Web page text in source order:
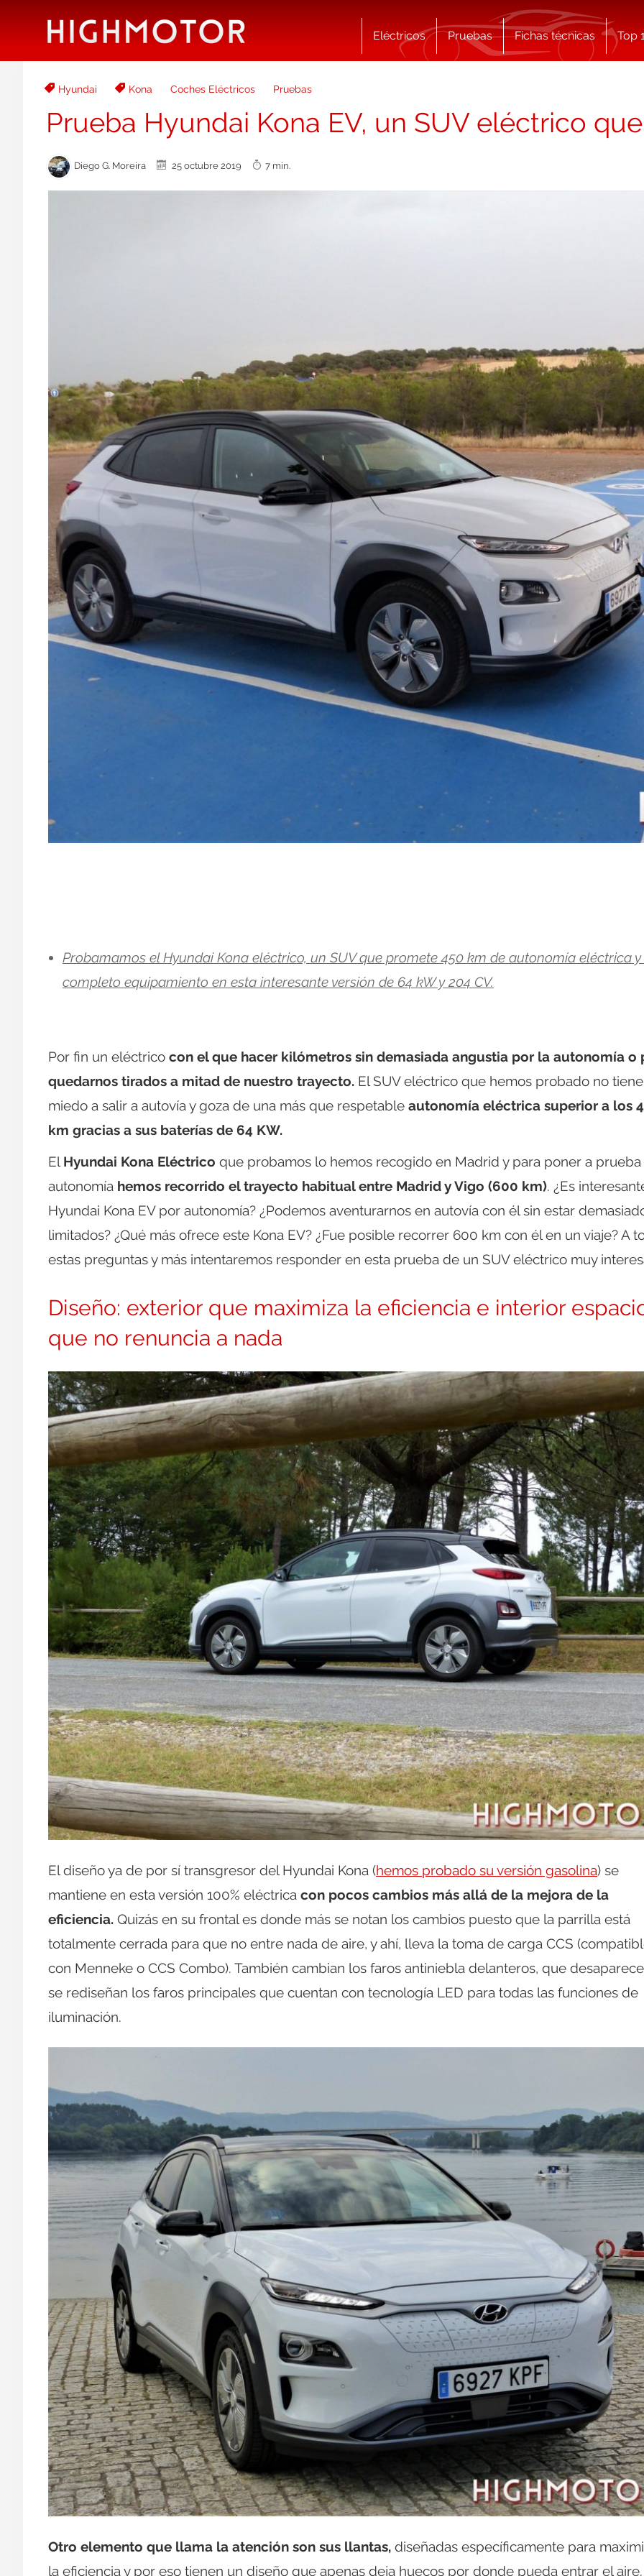
Eléctricos Pruebas Fichas técnicas Top
Hyundai Kona Coches Eléctricos Pruebas
Prueba Hyundai Kona EV, un SUV eléctrico
Diego G. Moreira 25 octubre 2019 7 min.
Probamamos el Hyundai Kona eléctrico, un SUV que promete 450 km de autonomía eléctrica
completo equipamiento en esta interesante versión de 64 kW y 204 CV.
Por fin un eléctrico con el que hacer kilómetros sin demasiada angustia por la autonomía o
quedarnos tirados a mitad de nuestro trayecto. El SUV eléctrico que hemos probado no tiene
miedo a salir a autovía y goza de una más que respetable autonomía eléctrica superior a los
km gracias a sus baterías de 64 KW.
El Hyundai Kona Eléctrico que probamos lo hemos recogido en Madrid y para poner a prueba
autonomía hemos recorrido el trayecto habitual entre Madrid y Vigo (600 km). ¿Es
Hyundai Kona EV por autonomía? ¿Podemos aventurarnos en autovía con él sin estar
limitados? ¿Qué más ofrece este Kona EV? ¿Fue posible recorrer 600 km con él en un viaje? A
estas preguntas y más intentaremos responder en esta prueba de un SUV eléctrico muy
Diseño: exterior que maximiza la eficiencia e interior
que no renuncia a nada
El diseño ya de por sí transgresor del Hyundai Kona (hemos probado su versión gasolina) se
mantiene en esta versión 100% eléctrica con pocos cambios más allá de la mejora de la
eficiencia. Quizás en su frontal es donde más se notan los cambios puesto que la parrilla está
totalmente cerrada para que no entre nada de aire, y ahí, lleva la toma de carga CCS
con Menneke o CCS Combo). También cambian los faros antiniebla delanteros, que
se rediseñan los faros principales que cuentan con tecnología LED para todas las funciones de
iluminación.
Otro elemento que llama la atención son sus llantas, diseñadas específicamente para
la eficiencia y por eso tienen un diseño que apenas deja huecos por donde pueda entrar el aire.